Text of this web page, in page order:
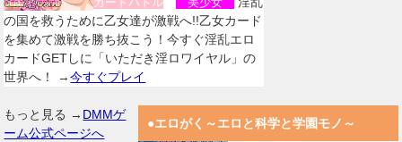
の国を救うために乙女達が激戦へ!!乙女カード
を集めて激戦を勝ち抜こう！今すぐ淫乱エロ
カードGETしに「いただき淫ロワイヤル」の
世界へ！ →今すぐプレイ
●エロがく～エロと科学と学園モノ～
もっと見る → DMMゲ
ーム公式ページへ